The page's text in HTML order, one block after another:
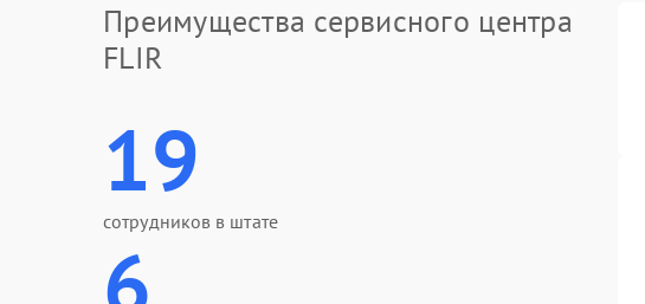
Преимущества сервисного центра
FLIR
19
сотрудников в штате